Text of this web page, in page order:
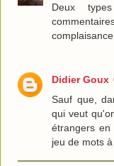
Deux
complaisance.
Didier Goux
Sauf que,
qui veut
étrangers en
jeu de mots à